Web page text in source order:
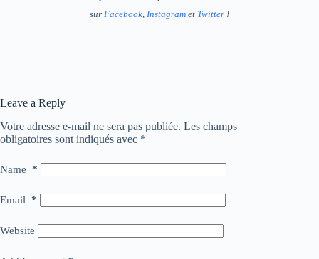
sur Facebook, Instagram et Twitter !
Leave a Reply
Votre adresse e-mail ne sera pas publiée. Les champs
obligatoires sont indiqués avec *
Name *
Email *
Website